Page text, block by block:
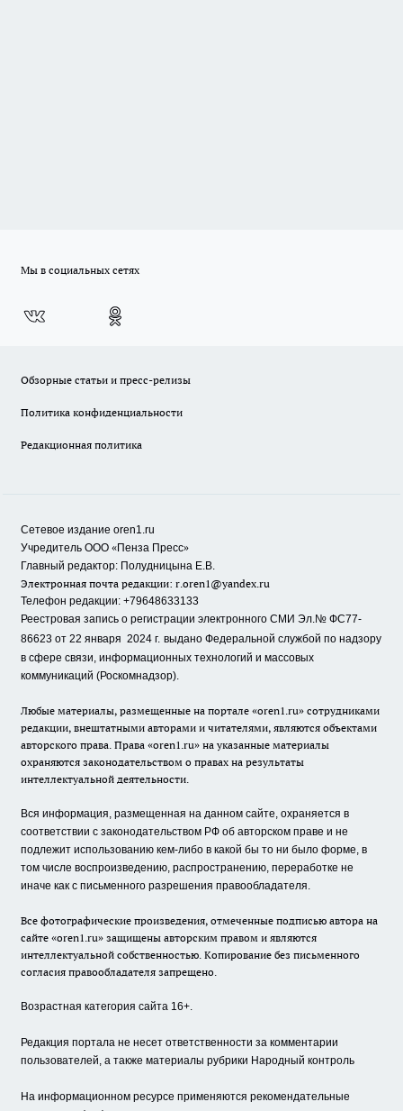
Мы в социальных сетях
Обзорные статьи и пресс-релизы
Политика конфиденциальности
Редакционная политика
Сетевое издание oren1.ru
Учредитель ООО «Пенза Пресс»
Главный редактор: Полудницына Е.В.
Электронная почта редакции: r.oren1@yandex.ru
Телефон редакции: +79648633133
Реестровая запись о регистрации электронного СМИ Эл.№ ФС77-
86623 от 22 января 2024 г. выдано Федеральной службой по надзору
в сфере связи, информационных технологий и массовых
коммуникаций (Роскомнадзор).
Любые материалы, размещенные на портале «oren1.ru» сотрудниками
редакции, внештатными авторами и читателями, являются объектами
авторского права. Права «oren1.ru» на указанные материалы
охраняются законодательством о правах на результаты
интеллектуальной деятельности.
Вся информация, размещенная на данном сайте, охраняется в
соответствии с законодательством РФ об авторском праве и не
подлежит использованию кем-либо в какой бы то ни было форме, в
том числе воспроизведению, распространению, переработке не
иначе как с письменного разрешения правообладателя.
Все фотографические произведения, отмеченные подписью автора на
сайте «oren1.ru» защищены авторским правом и являются
интеллектуальной собственностью. Копирование без письменного
согласия правообладателя запрещено.
Возрастная категория сайта 16+.
Редакция портала не несет ответственности за комментарии
пользователей, а также материалы рубрики Народный контроль
На информационном ресурсе применяются рекомендательные